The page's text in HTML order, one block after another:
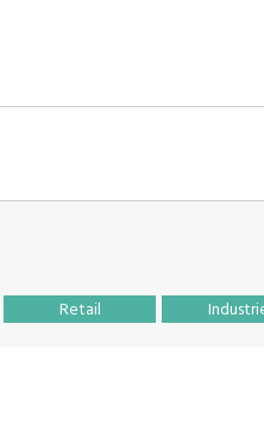
Retail